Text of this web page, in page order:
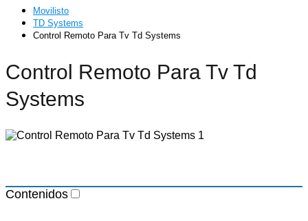
Movilisto
TD Systems
Control Remoto Para Tv Td Systems
Control Remoto Para Tv Td
Systems
Contenidos